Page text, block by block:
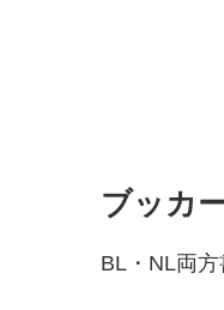
ブッカ
BL・NL両方